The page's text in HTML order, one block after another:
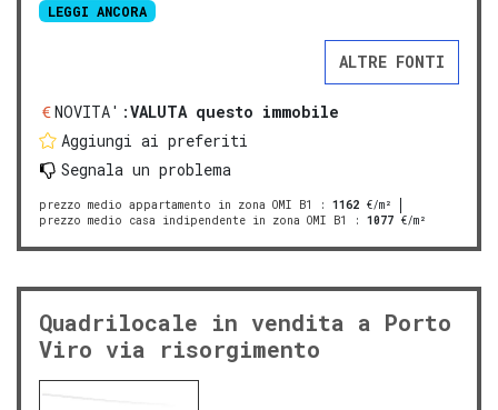
LEGGI ANCORA
ALTRE FONTI
NOVITA':VALUTA questo immobile
Aggiungi ai preferiti
Segnala un problema
prezzo medio appartamento in zona OMI B1 : 1162 €/m²
prezzo medio casa indipendente in zona OMI B1
: 1077 €/m²
Quadrilocale in vendita a Porto
Viro via risorgimento